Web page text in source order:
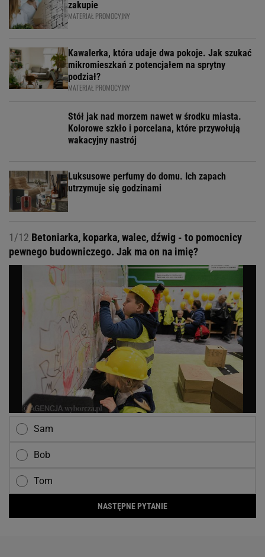
zakupie
MATERIAŁ PROMOCYJNY
Kawalerka, która udaje dwa pokoje. Jak szukać
mikromieszkań z potencjałem na sprytny
podział?
MATERIAŁ PROMOCYJNY
Stół jak nad morzem nawet w środku miasta.
Kolorowe szkło i porcelana, które przywołują
wakacyjny nastrój
Luksusowe perfumy do domu. Ich zapach
utrzymuje się godzinami
1/12 Betoniarka, koparka, walec, dźwig - to pomocnicy
pewnego budowniczego. Jak ma on na imię?
Sam
Bob
Tom
NASTĘPNE PYTANIE